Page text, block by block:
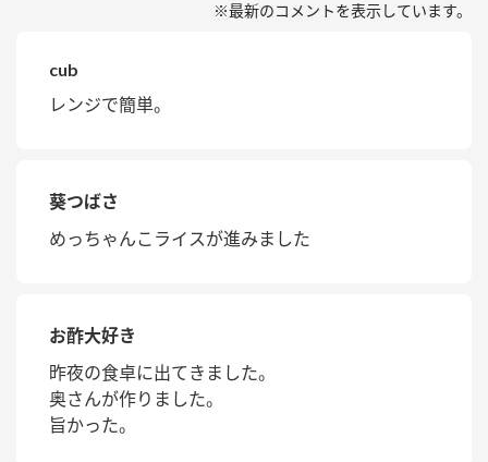
※最新のコメントを表示しています。
cub
レンジで簡単。
葵つばさ
めっちゃんこライスが進みました
お酢大好き
昨夜の食卓に出てきました。
奥さんが作りました。
旨かった。